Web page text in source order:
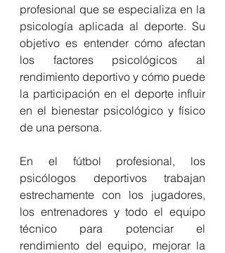
profesional que se especializa en la
psicología aplicada al deporte. Su
objetivo es entender cómo afectan
los factores psicológicos al
rendimiento deportivo y cómo puede
la participación en el deporte influir
en el bienestar psicológico y físico
de una persona.
En el fútbol profesional, los
psicólogos deportivos trabajan
estrechamente con los jugadores,
los entrenadores y todo el equipo
técnico para potenciar el
rendimiento del equipo, mejorar la